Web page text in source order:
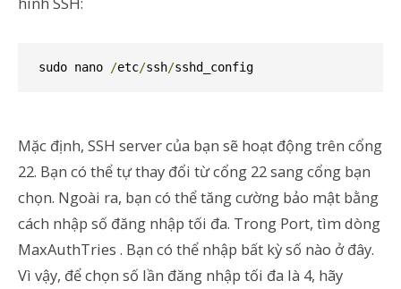
sudo nano /etc/ssh/sshd_config
Mặc định, SSH server của bạn sẽ hoạt động trên cổng
22. Bạn có thể tự thay đổi từ cổng 22 sang cổng bạn
chọn. Ngoài ra, bạn có thể tăng cường bảo mật bằng
cách nhập số đăng nhập tối đa. Trong Port, tìm dòng
MaxAuthTries . Bạn có thể nhập bất kỳ số nào ở đây.
Vì vậy, để chọn số lần đăng nhập tối đa là 4, hãy